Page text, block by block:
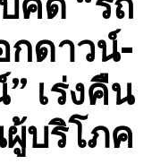
ดาวน์-
เร่งคืน
ผู้บริโภค